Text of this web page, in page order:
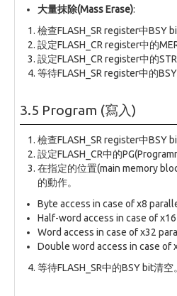
大量抹除(Mass Erase):
檢查FLASH_SR register中BSY
設定FLASH_CR register中的
設定FLASH_CR register中的
等待FLASH_SR register中的BSY
3.5 Program (寫入)
檢查FLASH_SR register中BSY
設定FLASH_CR中的
在指定的位置(main memory
的動作。
Byte access in case of x8
Half-word access in case of
Word access in case of x32
Double word access in case of
等待FLASH_SR中的BSY bit清空。